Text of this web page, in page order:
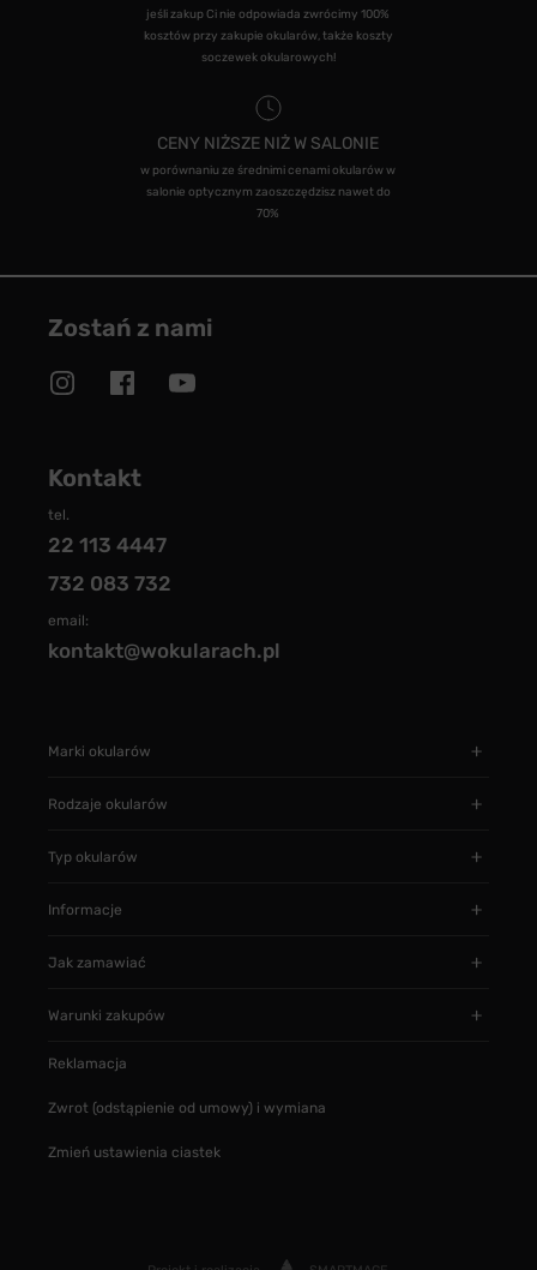
jeśli zakup Ci nie odpowiada zwrócimy 100%
kosztów przy zakupie okularów, także koszty
soczewek okularowych!
CENY NIŻSZE NIŻ W SALONIE
w porównaniu ze średnimi cenami okularów w
salonie optycznym zaoszczędzisz nawet do
70%
Zostań z nami
Kontakt
tel.
22 113 4447
732 083 732
email:
kontakt@wokularach.pl
Marki okularów
Rodzaje okularów
Typ okularów
Informacje
Jak zamawiać
Warunki zakupów
Reklamacja
Zwrot (odstąpienie od umowy) i wymiana
Zmień ustawienia ciastek